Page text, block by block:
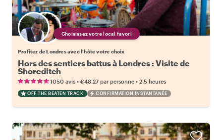
Choisissez votre local favori
Profitez de Londres avec l'hôte votre choix
Hors des sentiers battus à Londres : Visite de
Shoreditch
1050 avis • €48.27 par personne • 2.5 heures
OFF THE BEATEN TRACK CONFIRMATION INSTANTANÉE